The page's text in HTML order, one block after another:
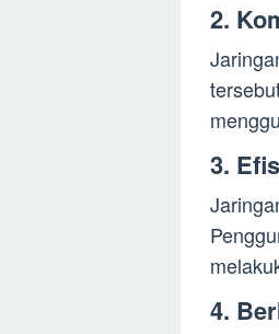
2.
3.
4.